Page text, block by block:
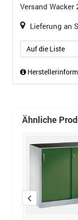
Versand Wacker
Lieferung an
Auf die Liste
Ähnliche